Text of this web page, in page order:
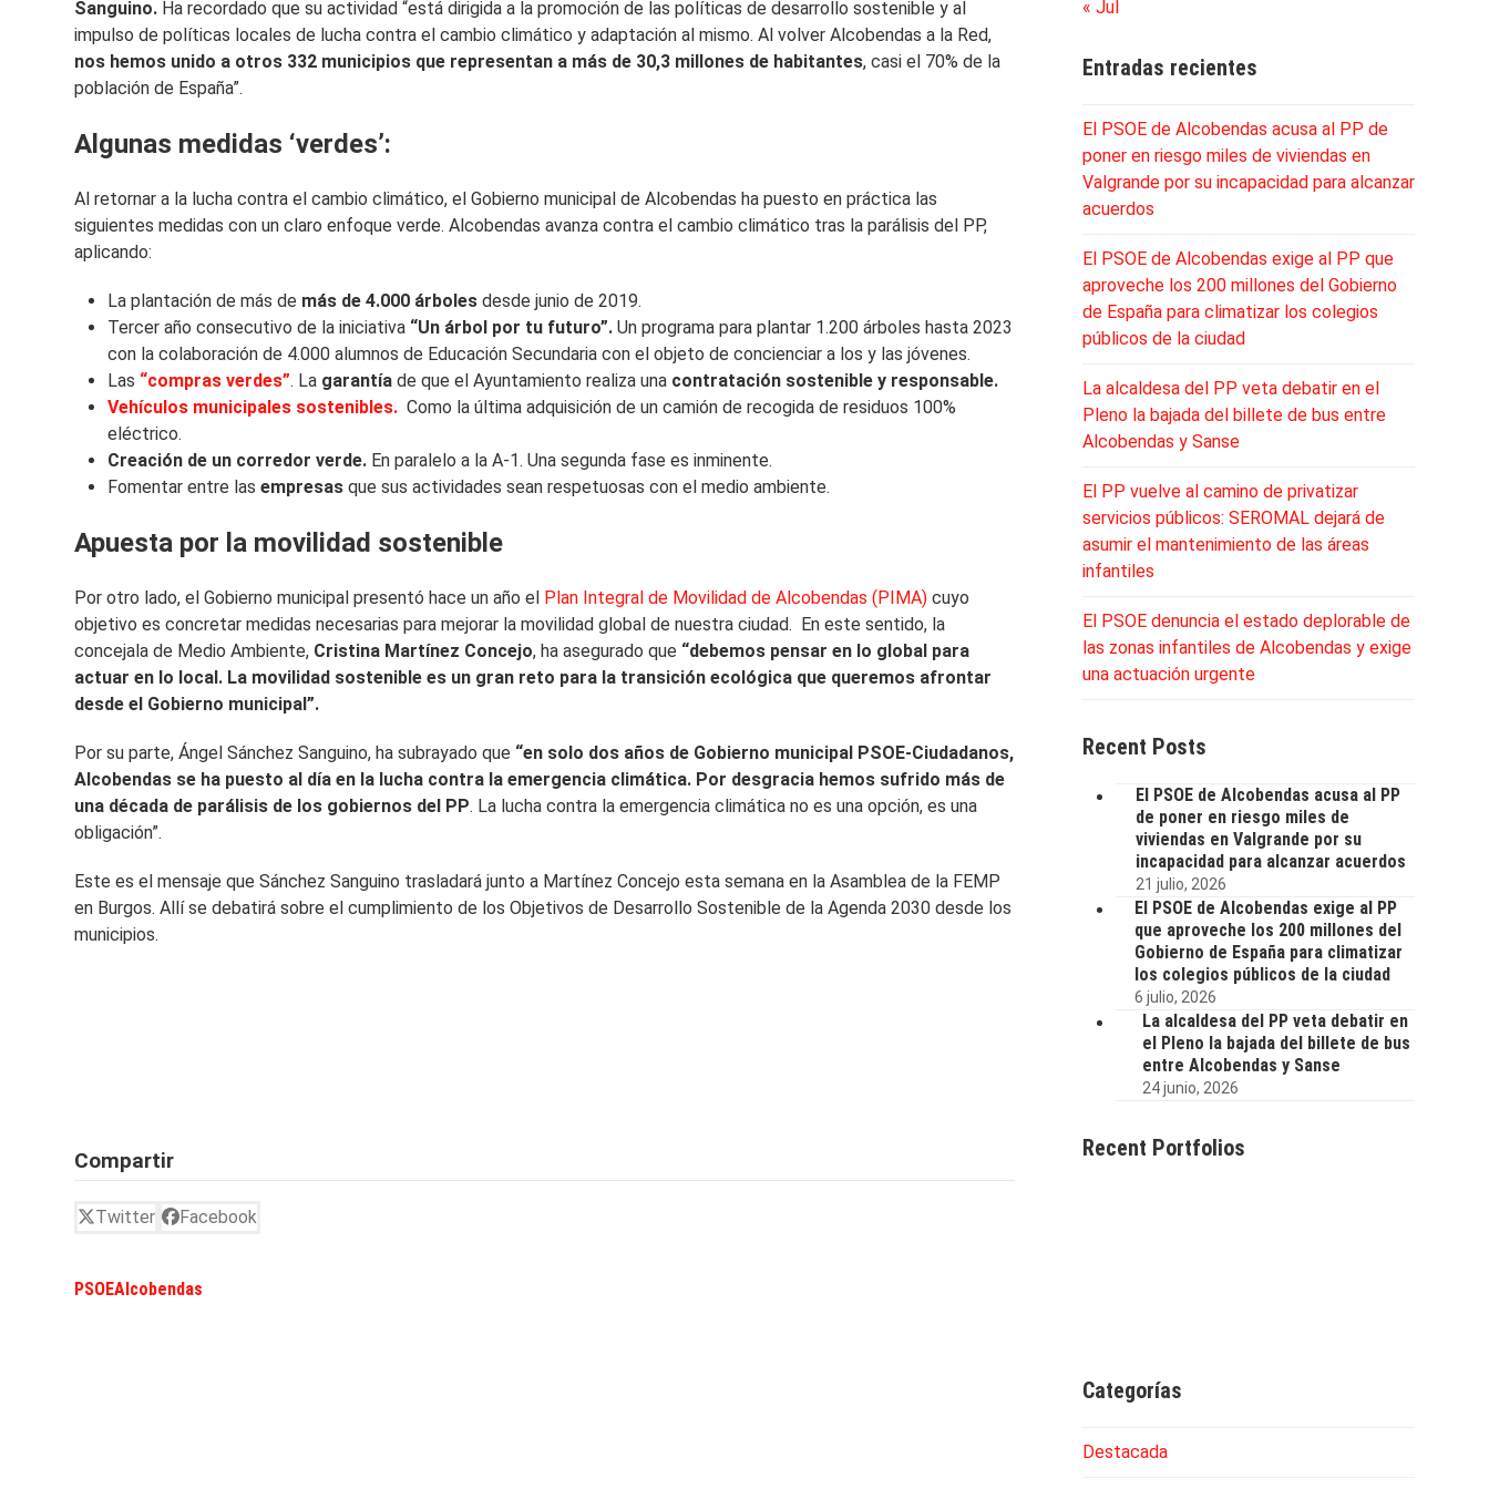
Sanguino. Ha recordado que su actividad “está dirigida a la promoción de las políticas de desarrollo sostenible y al
impulso de políticas locales de lucha contra el cambio climático y adaptación al mismo. Al volver Alcobendas a la Red,
nos hemos unido a otros 332 municipios que representan a más de 30,3 millones de habitantes, casi el 70% de la
población de España”.
Algunas medidas ‘verdes’:
Al retornar a la lucha contra el cambio climático, el Gobierno municipal de Alcobendas ha puesto en práctica las
siguientes medidas con un claro enfoque verde. Alcobendas avanza contra el cambio climático tras la parálisis del PP,
aplicando:
La plantación de más de más de 4.000 árboles desde junio de 2019.
Tercer año consecutivo de la iniciativa “Un árbol por tu futuro”.Un programa para plantar 1.200 árboles hasta 2023
con la colaboración de 4.000 alumnos de Educación Secundaria con el objeto de concienciar a los y las jóvenes.
Las “compras verdes”. La garantía de que el Ayuntamiento realiza una contratación sostenible y responsable.
Vehículos municipales sostenibles. Como la última adquisición de un camión de recogida de residuos 100%
eléctrico.
Creación de un corredor verde. En paralelo a la A-1. Una segunda fase es inminente.
Fomentar entre lasempresas que sus actividades sean respetuosas con el medio ambiente.
Apuesta por la movilidad sostenible
Por otro lado, el Gobierno municipal presentó hace un año el Plan Integral de Movilidad de Alcobendas (PIMA) cuyo
objetivo es concretar medidas necesarias para mejorar la movilidad global de nuestra ciudad. En este sentido, la
concejala de Medio Ambiente, Cristina Martínez Concejo, ha asegurado que “debemos pensar en lo global para
actuar en lo local. La movilidad sostenible es un gran reto para la transición ecológica que queremos afrontar
desde el Gobierno municipal”.
Por su parte, Ángel Sánchez Sanguino, ha subrayado que “en solo dos años de Gobierno municipal PSOE-Ciudadanos,
Alcobendas se ha puesto al día en la lucha contra la emergencia climática. Por desgracia hemos sufrido más de
una década de parálisis de los gobiernos del PP. La lucha contra la emergencia climática no es una opción, es una
obligación”.
Este es el mensaje que Sánchez Sanguino trasladará junto a Martínez Concejo esta semana en la Asamblea de la FEMP
en Burgos. Allí se debatirá sobre el cumplimiento de los Objetivos de Desarrollo Sostenible de la Agenda 2030 desde los
municipios.
Compartir
Twitter Facebook
PSOEAlcobendas
« Jul
Entradas recientes
El PSOE de Alcobendas acusa al PP de
poner en riesgo miles de viviendas en
Valgrande por su incapacidad para alcanzar
acuerdos
El PSOE de Alcobendas exige al PP que
aproveche los 200 millones del Gobierno
de España para climatizar los colegios
públicos de la ciudad
La alcaldesa del PP veta debatir en el
Pleno la bajada del billete de bus entre
Alcobendas y Sanse
El PP vuelve al camino de privatizar
servicios públicos: SEROMAL dejará de
asumir el mantenimiento de las áreas
infantiles
El PSOE denuncia el estado deplorable de
las zonas infantiles de Alcobendas y exige
una actuación urgente
Recent Posts
El PSOE de Alcobendas acusa al PP
de poner en riesgo miles de
viviendas en Valgrande por su
incapacidad para alcanzar acuerdos
21 julio, 2026
El PSOE de Alcobendas exige al PP
que aproveche los 200 millones del
Gobierno de España para climatizar
los colegios públicos de la ciudad
6 julio, 2026
La alcaldesa del PP veta debatir en
el Pleno la bajada del billete de bus
entre Alcobendas y Sanse
24 junio, 2026
Recent Portfolios
Categorías
Destacada